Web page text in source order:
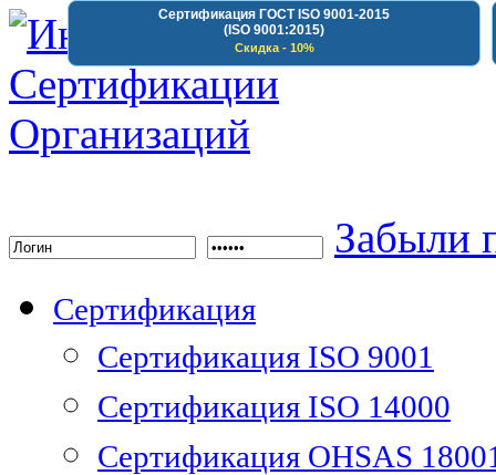
Сертификация ГОСТ ISO 9001-2015
(ISO 9001:2015)
Скидка - 10%
Забыли
Сертификация
Сертификация ISO 9001
Сертификация ISO 14000
Сертификация OHSAS